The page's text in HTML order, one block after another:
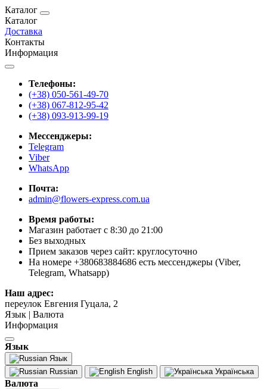
Каталог
Каталог
Доставка
Контакты
Информация
Телефоны:
(+38) 050-561-49-70
(+38) 067-812-95-42
(+38) 093-913-99-19
Мессенджеры:
Telegram
Viber
WhatsApp
Почта:
admin@flowers-express.com.ua
Время работы:
Магазин работает с 8:30 до 21:00
Без выходных
Прием заказов через сайт: круглосуточно
На номере +380683884686 есть мессенджеры (Viber,
Telegram, Whatsapp)
Наш адрес:
переулок Евгения Гуцала, 2
Язык | Валюта
Информация
Язык
Язык
Russian
English Українська
Валюта